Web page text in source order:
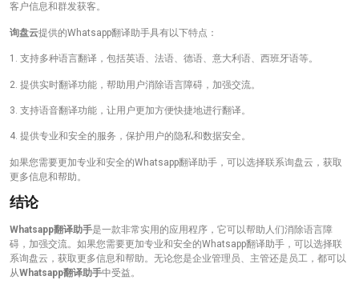
客户信息和群发获客。
询盘云提供的Whatsapp翻译助手具有以下特点：
1. 支持多种语言翻译，包括英语、法语、德语、意大利语、西班牙语等。
2. 提供实时翻译功能，帮助用户消除语言障碍，加强交流。
3. 支持语音翻译功能，让用户更加方便快捷地进行翻译。
4. 提供专业和安全的服务，保护用户的隐私和数据安全。
如果您需要更加专业和安全的Whatsapp翻译助手，可以选择联系询盘云，获取
更多信息和帮助。
结论
Whatsapp翻译助手是一款非常实用的应用程序，它可以帮助人们消除语言障
碍，加强交流。如果您需要更加专业和安全的Whatsapp翻译助手，可以选择联
系询盘云，获取更多信息和帮助。无论您是企业管理员、主管还是员工，都可以
从Whatsapp翻译助手中受益。